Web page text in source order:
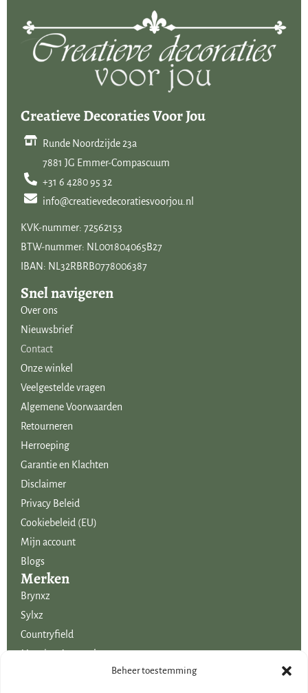
Beheer toestemming
Creatieve Decoraties Voor Jou
Runde Noordzijde 23a
7881 JG Emmer-Compascuum
+31 6 4280 95 32
info@creatievedecoratiesvoorjou.nl
KVK-nummer: 72562153
BTW-nummer: NL001804065B27
IBAN: NL32RBRB0778006387
Snel navigeren
Over ons
Nieuwsbrief
Contact
Onze winkel
Veelgestelde vragen
Algemene Voorwaarden
Retourneren
Herroeping
Garantie en Klachten
Disclaimer
Privacy Beleid
Cookiebeleid (EU)
Mijn account
Blogs
Merken
Brynxz
Sylxz
Countryfield
Mansion Atmosphere
Uitgelicht voor jou!